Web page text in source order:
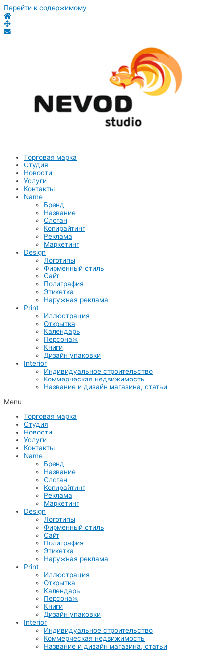
Перейти к содержимому
Торговая марка
Студия
Новости
Услуги
Контакты
Name
Бренд
Название
Слоган
Копирайтинг
Реклама
Маркетинг
Design
Логотипы
Фирменный стиль
Сайт
Полиграфия
Этикетка
Наружная реклама
Print
Иллюстрация
Открытка
Календарь
Персонаж
Книги
Дизайн упаковки
Interior
Индивидуальное строительство
Коммерческая недвижимость
Название и дизайн магазина, статьи
Menu
Торговая марка
Студия
Новости
Услуги
Контакты
Name
Бренд
Название
Слоган
Копирайтинг
Реклама
Маркетинг
Design
Логотипы
Фирменный стиль
Сайт
Полиграфия
Этикетка
Наружная реклама
Print
Иллюстрация
Открытка
Календарь
Персонаж
Книги
Дизайн упаковки
Interior
Индивидуальное строительство
Коммерческая недвижимость
Название и дизайн магазина, статьи